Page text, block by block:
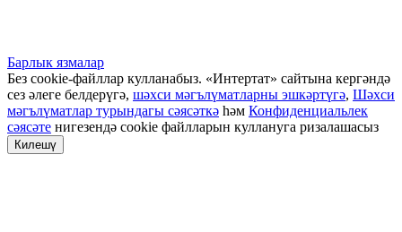
Барлык язмалар
Без cookie-файллар кулланабыз. «Интертат» сайтына кергәндә
сез әлеге белдерүгә, шәхси мәгълүматларны эшкәртүгә, Шәхси
мәгълүматлар турындагы сәясәткә һәм Конфиденциальлек
сәясәте нигезендә cookie файлларын куллануга ризалашасыз
Килешү